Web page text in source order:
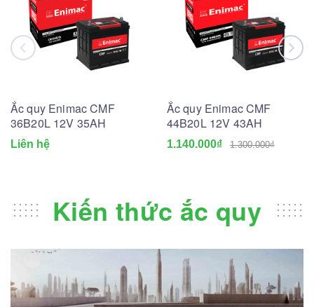
Ắc quy Enimac CMF
36B20L 12V 35AH
Liên hệ
Ắc quy Enimac CMF
44B20L 12V 43AH
1.140.000₫ 1.300.000₫
Kiến thức ắc quy